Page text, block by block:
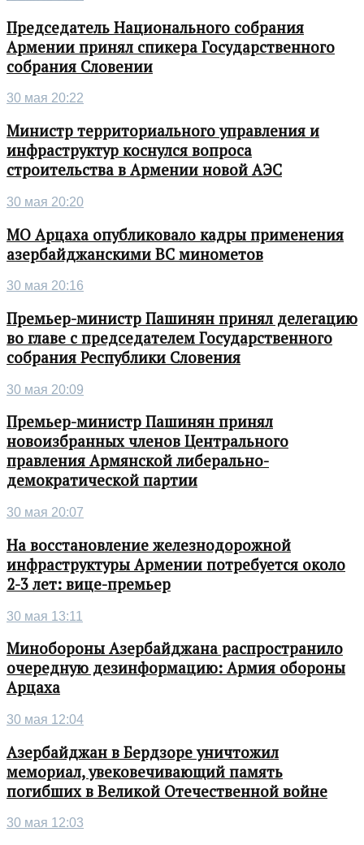
Председатель Национального собрания
Армении принял спикера Государственного
собрания Словении
30 мая 20:22
Министр территориального управления и
инфраструктур коснулся вопроса
строительства в Армении новой АЭС
30 мая 20:20
МО Арцаха опубликовало кадры применения
азербайджанскими ВС минометов
30 мая 20:16
Премьер-министр Пашинян принял делегацию
во главе с председателем Государственного
собрания Республики Словения
30 мая 20:09
Премьер-министр Пашинян принял
новоизбранных членов Центрального
правления Армянской либерально-
демократической партии
30 мая 20:07
На восстановление железнодорожной
инфраструктуры Армении потребуется около
2-3 лет: вице-премьер
30 мая 13:11
Минобороны Азербайджана распространило
очередную дезинформацию: Армия обороны
Арцаха
30 мая 12:04
Азербайджан в Бердзоре уничтожил
мемориал, увековечивающий память
погибших в Великой Отечественной войне
30 мая 12:03